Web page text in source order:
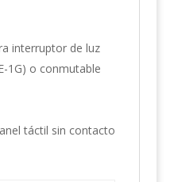
interruptor de luz
1G) o conmutable
táctil sin contacto